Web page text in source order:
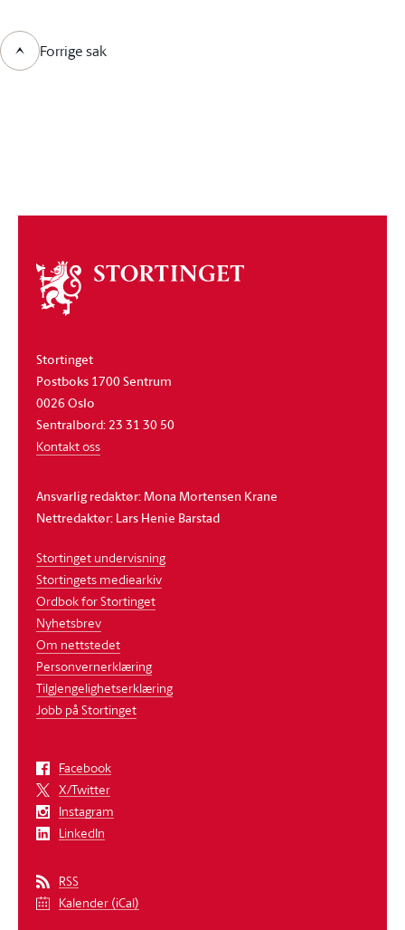
Forrige sak
Om
stortinget
Stortinget
Postboks 1700 Sentrum
0026 Oslo
Sentralbord: 23 31 30 50
Kontakt oss
Ansvarlig redaktør: Mona Mortensen Krane
Nettredaktør: Lars Henie Barstad
Stortinget undervisning
Stortingets mediearkiv
Ordbok for Stortinget
Nyhetsbrev
Om nettstedet
Personvernerklæring
Tilgjengelighetserklæring
Jobb på Stortinget
Facebook
X/Twitter
Instagram
LinkedIn
RSS
Kalender (iCal)